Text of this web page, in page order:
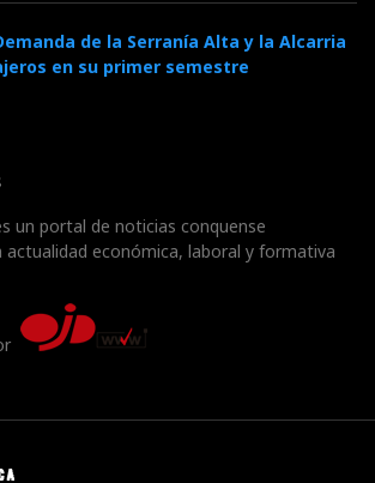
de la Serranía Alta y la Alcarria
en su primer semestre
un portal de noticias conquense
actualidad económica, laboral y formativa